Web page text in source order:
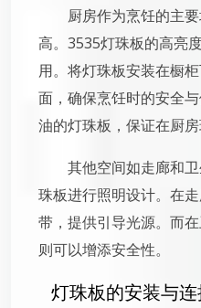
厨房作为烹饪的主
高。3535灯珠板的高亮
用。将灯珠板安装在橱
面，确保烹饪时的安全
油的灯珠板，保证在厨房
其他空间如走廊和
珠板进行照明设计。在
带，提供引导光源。而
则可以增添安全性。
灯珠板的安装与